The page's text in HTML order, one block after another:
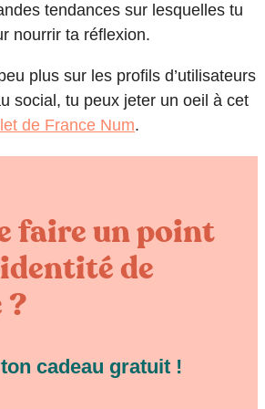
tendances sur lesquelles tu
nourrir ta réflexion.
plus sur les profils d’utilisateurs
social, tu peux jeter un oeil à cet
de France Num.
faire un point
de
?
cadeau gratuit !